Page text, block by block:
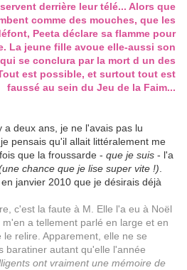
derrière leur télé... Alors que
comme des mouches, que les
Peeta déclare sa flamme pour
La jeune fille avoue elle-aussi son
se conclura par la mort d un des
est possible, et surtout tout est
faussé au sein du Jeu de la Faim...
a deux ans, je ne l'avais pas lu
pensais qu'il allait littéralement me
que la froussarde - que je suis - l'a
chance que je lise super vite !)
janvier 2010 que je désirais déjà
c'est la faute à M. Elle l'a eu à Noël
a tellement parlé en large et en
relire. Apparement, elle ne se
baratiner autant qu'elle l'année
ont vraiment une mémoire de